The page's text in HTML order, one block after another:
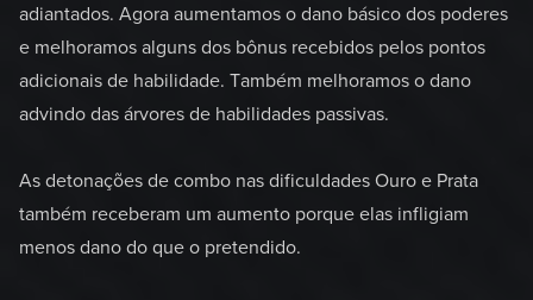
adiantados. Agora aumentamos o dano básico dos poderes
e melhoramos alguns dos bônus recebidos pelos pontos
adicionais de habilidade. Também melhoramos o dano
advindo das árvores de habilidades passivas.
As detonações de combo nas dificuldades Ouro e Prata
também receberam um aumento porque elas infligiam
menos dano do que o pretendido.